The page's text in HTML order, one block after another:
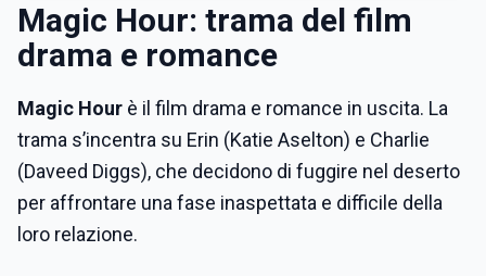
Magic Hour: trama del film
drama e romance
Magic Hour è il film drama e romance in uscita. La
trama s’incentra su Erin (Katie Aselton) e Charlie
(Daveed Diggs), che decidono di fuggire nel deserto
per affrontare una fase inaspettata e difficile della
loro relazione.